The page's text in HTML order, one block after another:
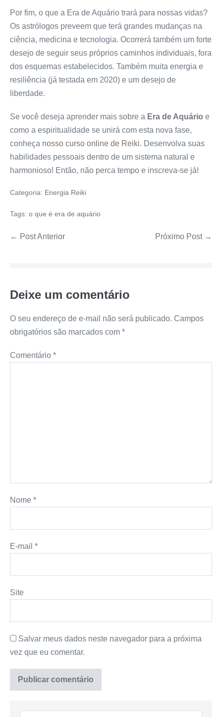
Por fim, o que a Era de Aquário trará para nossas vidas?
Os astrólogos preveem que terá grandes mudanças na
ciência, medicina e tecnologia. Ocorrerá também um forte
desejo de seguir seus próprios caminhos individuais, fora
dos esquemas estabelecidos. Também muita energia e
resiliência (já testada em 2020) e um desejo de
liberdade.
Se você deseja aprender mais sobre a Era de Aquário e
como a espiritualidade se unirá com esta nova fase,
conheça nosso curso online de Reiki. Desenvolva suas
habilidades pessoais dentro de um sistema natural e
harmonioso! Então, não perca tempo e inscreva-se já!
Categoria: Energia Reiki
Tags: o que é era de aquário
← Post Anterior Próximo Post →
Deixe um comentário
O seu endereço de e-mail não será publicado. Campos
obrigatórios são marcados com *
Comentário *
Nome *
E-mail *
Site
Salvar meus dados neste navegador para a próxima
vez que eu comentar.